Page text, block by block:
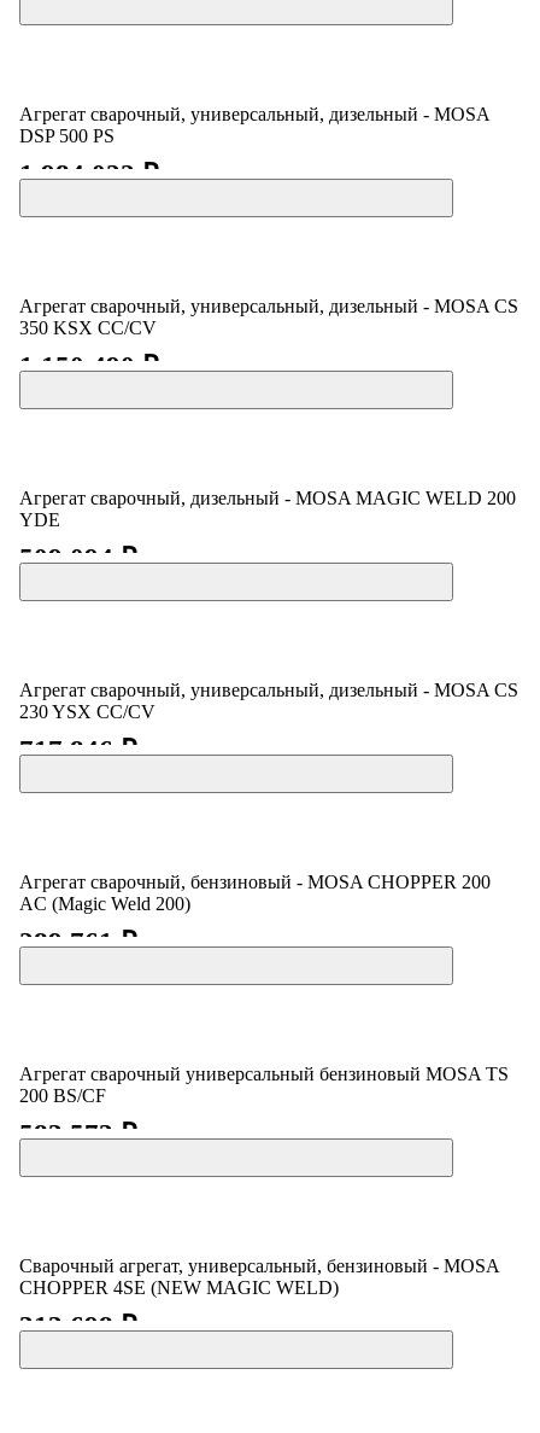
Агрегат сварочный, универсальный, дизельный - MOSA
DSP 500 PS
1 984 022 ₽
Агрегат сварочный, универсальный, дизельный - MOSA CS
350 KSX CC/CV
1 150 490 ₽
Агрегат сварочный, дизельный - MOSA MAGIC WELD 200
YDE
509 094 ₽
Агрегат сварочный, универсальный, дизельный - MOSA CS
230 YSX CC/CV
717 846 ₽
Агрегат сварочный, бензиновый - MOSA CHOPPER 200
AC (Magic Weld 200)
289 761 ₽
Агрегат сварочный универсальный бензиновый MOSA TS
200 BS/CF
583 573 ₽
Сварочный агрегат, универсальный, бензиновый - MOSA
CHOPPER 4SE (NEW MAGIC WELD)
313 698 ₽